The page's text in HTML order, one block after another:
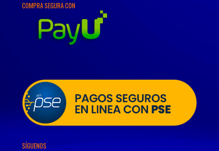
COMPRA SEGURA CON
SÍGUENOS